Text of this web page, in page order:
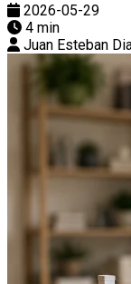
2026-05-29
4 min
Juan Esteban